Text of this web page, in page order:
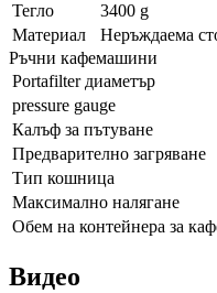
Тегло
3400 g
Материал
Неръждаема
Ръчни кафемашини
Portafilter диаметър
pressure gauge
Калъф за пътуване
Предварително загряване
Тип кошница
Максимално налягане
Обем на контейнера за
Видео